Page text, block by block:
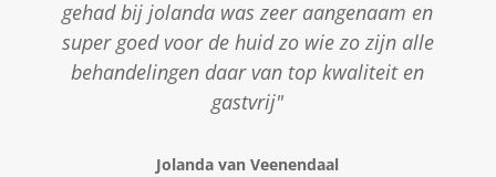
gehad bij jolanda was zeer aangenaam en
super goed voor de huid zo wie zo zijn alle
behandelingen daar van top kwaliteit en
gastvrij"
Jolanda van Veenendaal